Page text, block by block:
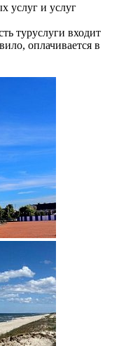
услуг и услуг
туруслуги входит
оплачивается в